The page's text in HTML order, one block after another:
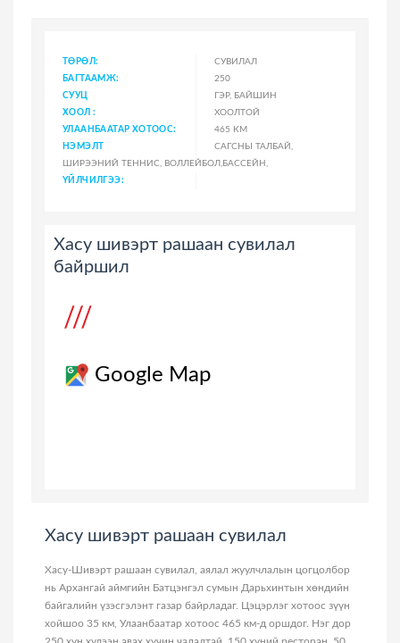
ТӨРӨЛ:
СУВИЛАЛ
БАГТААМЖ:
250
СУУЦ
ГЭР, БАЙШИН
ХООЛ :
ХООЛТОЙ
УЛААНБААТАР ХОТООС:
465 КМ
НЭМЭЛТ
САГСНЫ ТАЛБАЙ,
ШИРЭЭНИЙ ТЕННИС, ВОЛЛЕЙБОЛ,БАССЕЙН,
ҮЙЛЧИЛГЭЭ:
Хасу шивэрт рашаан сувилал
байршил
Google Map
Хасу шивэрт рашаан сувилал
Хасу-Шивэрт рашаан сувилал, аялал жуулчлалын цогцолбор
нь Архангай аймгийн Батцэнгэл сумын Дарьхинтын хөндийн
байгалийн үзэсгэлэнт газар байрладаг. Цэцэрлэг хотоос зүүн
хойшоо 35 км, Улаанбаатар хотоос 465 км-д оршдог. Нэг дор